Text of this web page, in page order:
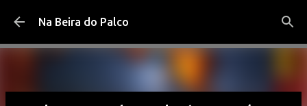
Pular para o conteúdo principal
Na Beira do Palco